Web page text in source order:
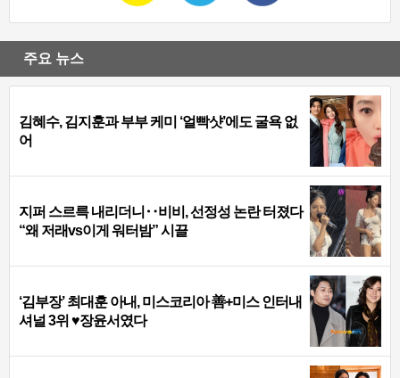
주요 뉴스
김혜수, 김지훈과 부부 케미 ‘얼빡샷’에도 굴욕 없
어
지퍼 스르륵 내리더니‥비비, 선정성 논란 터졌다
“왜 저래vs이게 워터밤” 시끌
‘김부장’ 최대훈 아내, 미스코리아 善+미스 인터내
셔널 3위 ♥장윤서였다